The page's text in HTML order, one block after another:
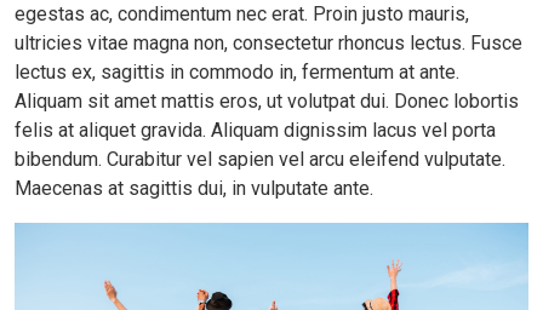
egestas ac, condimentum nec erat. Proin justo mauris,
ultricies vitae magna non, consectetur rhoncus lectus. Fusce
lectus ex, sagittis in commodo in, fermentum at ante.
Aliquam sit amet mattis eros, ut volutpat dui. Donec lobortis
felis at aliquet gravida. Aliquam dignissim lacus vel porta
bibendum. Curabitur vel sapien vel arcu eleifend vulputate.
Maecenas at sagittis dui, in vulputate ante.